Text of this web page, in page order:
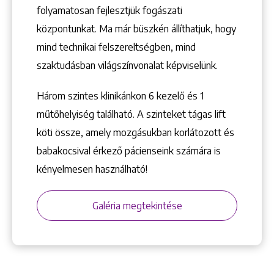
folyamatosan fejlesztjük fogászati
központunkat. Ma már büszkén állíthatjuk, hogy
mind technikai felszereltségben, mind
szaktudásban világszínvonalat képviselünk.
Három szintes klinikánkon 6 kezelő ­és 1
műtőhelyiség található. A szinteket tágas lift
köti össze, amely mozgásukban korlátozott és
babakocsival érkező pácienseink számára is
kényelmesen használható!
Galéria megtekintése